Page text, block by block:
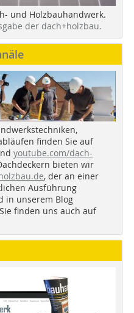
und Holzbauhandwerk.
der dach+holzbau.
finden Sie auf
youtube.com/dach-
bieten wir
, der an einer
Ausführung
in unserem Blog
finden uns auch auf